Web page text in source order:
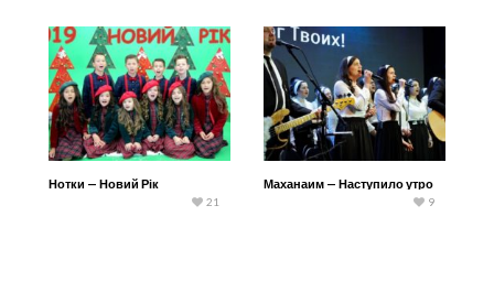
Нотки — Новий Рік
21
Маханаим — Наступило утро
9